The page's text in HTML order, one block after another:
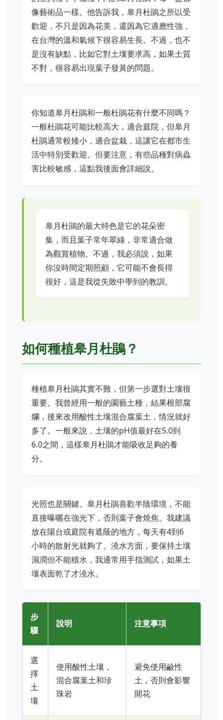
像藝術品一樣。他告訴我，皋月杜鵑之所以受
歡迎，不只是因為花美，還因為它適應性強，
在台灣的溫和氣候下很容易生長。不過，也不
是沒有缺點，比如它對土壤要求高，如果土質
不對，很容易出現葉子發黃的問題。
你知道皋月杜鵑和一般杜鵑花有什麼不同嗎？
一般杜鵑花可能比較高大，適合庭院，但皋月
杜鵑通常較矮小，適合盆栽，這讓它在都市生
活中特別受歡迎。但要注意，有些品種對病蟲
害比較敏感，這點我後面會詳細說。
皋月杜鵑的最大特色是它的花朵密
集，而且葉子常年翠綠，非常適合做
為觀賞植物。不過，我必須說，如果
你沒時間定期照顧，它可能不會長得
很好，這是我從失敗中學到的教訓。
如何種植皋月杜鵑？
種植皋月杜鵑其實不難，但第一步選對土壤很
重要。我曾經用一般的園藝土種，結果根部腐
爛，後來改用酸性土壤混合腐葉土，情況就好
多了。一般來說，土壤的pH值最好在5.0到
6.0之間，這樣皋月杜鵑才能吸收足夠的養
分。
光照也是關鍵。皋月杜鵑喜歡半陰環境，不能
直接曝曬在強光下，否則葉子會燒焦。我建議
放在陽台或庭院有遮蔭的地方，每天有4到6
小時的散射光就夠了。澆水方面，要保持土壤
濕潤但不能積水，我通常用手指測試，如果土
壤表面乾了才澆水。
步
驟
說明 注意事項
選
擇
土
壤
使用酸性土壤，
混合腐葉土和珍
珠岩
避免使用鹼性
土，否則會影響
開花